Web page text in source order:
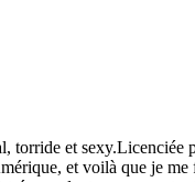
et
et voilà que je